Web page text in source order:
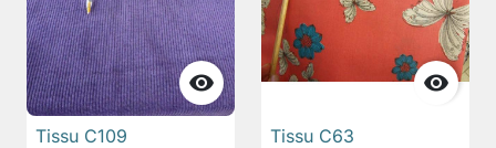

Tissu C109

Tissu C63